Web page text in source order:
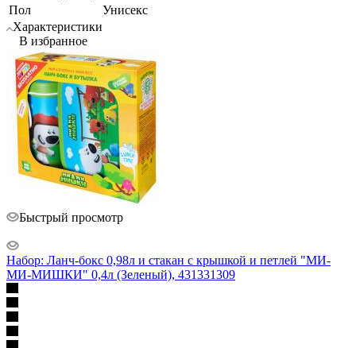
Пол
Унисекс
Характеристики
В избранное
Быстрый просмотр
Набор: Ланч-бокс 0,98л и стакан с крышкой и петлей "МИ-
МИ-МИШКИ" 0,4л (Зеленый), 431331309